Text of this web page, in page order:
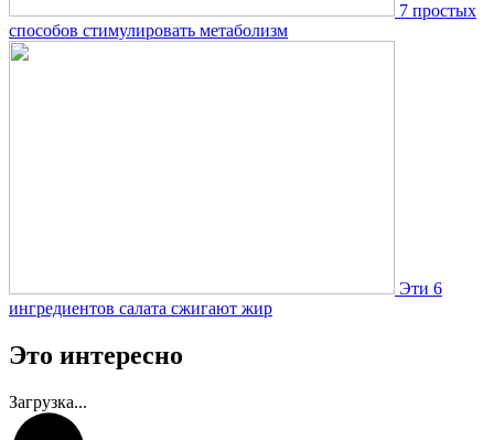
7 простых
способов стимулировать метаболизм
Эти 6
ингредиентов салата сжигают жир
Это интересно
Загрузка...